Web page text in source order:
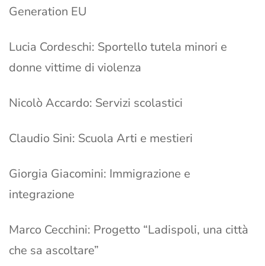
Generation EU
Lucia Cordeschi: Sportello tutela minori e
donne vittime di violenza
Nicolò Accardo: Servizi scolastici
Claudio Sini: Scuola Arti e mestieri
Giorgia Giacomini: Immigrazione e
integrazione
Marco Cecchini: Progetto “Ladispoli, una città
che sa ascoltare”